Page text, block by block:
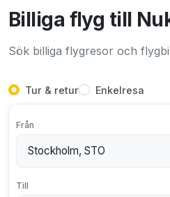
Billiga flyg till
Sök billiga flygresor och
Tur & retur Enkelresa
Från
Till